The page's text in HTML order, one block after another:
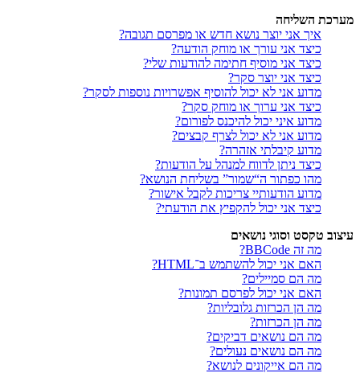
מערכת השליחה
איך אני יוצר נושא חדש או מפרסם תגובה?
כיצד אני עורך או מוחק הודעה?
כיצד אני מוסיף חתימה להודעות שלי?
כיצד אני יוצר סקר?
מדוע אני לא יכול להוסיף אפשרויות נוספות לסקר?
כיצד אני ערוך או מוחק סקר?
מדוע איני יכול להיכנס לפורום?
מדוע אני לא יכול לצרף קבצים?
מדוע קיבלתי אזהרה?
כיצד ניתן לדווח למנהל על הודעות?
מהו כפתור ה“שמור” בשליחת הנושא?
מדוע הודעותיי צריכות לקבל אישור?
כיצד אני יכול להקפיץ את הודעתי?
עיצוב טקסט וסוגי נושאים
מה זה BBCode?
האם אני יכול להשתמש ב־HTML?
מה הם סמיילים?
האם אני יכול לפרסם תמונות?
מה הן הכרזות גלובליות?
מה הן הכרזות?
מה הם נושאים דביקים?
מה הם נושאים נעולים?
מה הם אייקונים לנושא?